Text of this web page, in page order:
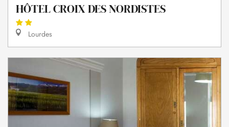
HÔTEL CROIX DES NORDISTES
Lourdes